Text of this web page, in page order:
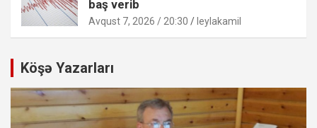
baş verib
Avqust 7, 2026 / 20:30 leylakamil
Köşə Yazarları